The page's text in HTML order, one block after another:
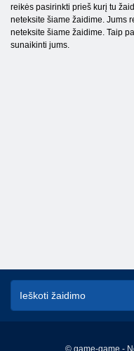
reikės pasirinkti prieš kurį tu
neteksite šiame žaidime. Jums
neteksite šiame žaidime. Taip
sunaikinti jums.
© game-game -